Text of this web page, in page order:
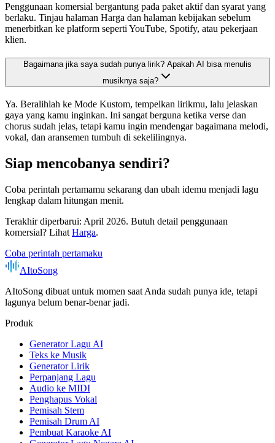
Penggunaan komersial bergantung pada paket aktif dan syarat yang
berlaku. Tinjau halaman Harga dan halaman kebijakan sebelum
menerbitkan ke platform seperti YouTube, Spotify, atau pekerjaan
klien.
Bagaimana jika saya sudah punya lirik? Apakah AI bisa menulis
musiknya saja?
Ya. Beralihlah ke Mode Kustom, tempelkan lirikmu, lalu jelaskan
gaya yang kamu inginkan. Ini sangat berguna ketika verse dan
chorus sudah jelas, tetapi kamu ingin mendengar bagaimana melodi,
vokal, dan aransemen tumbuh di sekelilingnya.
Siap mencobanya sendiri?
Coba perintah pertamamu sekarang dan ubah idemu menjadi lagu
lengkap dalam hitungan menit.
Terakhir diperbarui: April 2026. Butuh detail penggunaan
komersial? Lihat Harga.
Coba perintah pertamaku
AItoSong
AItoSong dibuat untuk momen saat Anda sudah punya ide, tetapi
lagunya belum benar-benar jadi.
Produk
Generator Lagu AI
Teks ke Musik
Generator Lirik
Perpanjang Lagu
Audio ke MIDI
Penghapus Vokal
Pemisah Stem
Pemisah Drum AI
Pembuat Karaoke AI